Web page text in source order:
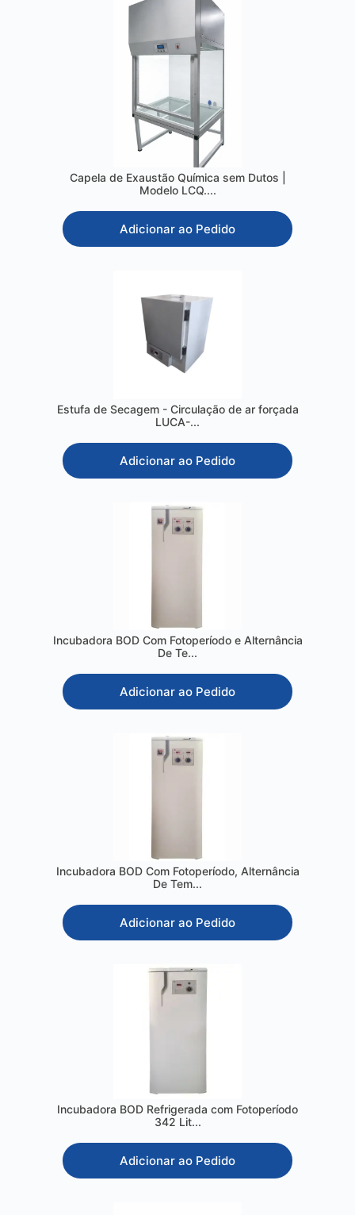
Capela de Exaustão Química sem Dutos |
Modelo LCQ....
Adicionar ao Pedido
Estufa de Secagem - Circulação de ar forçada
LUCA-...
Adicionar ao Pedido
Incubadora BOD Com Fotoperíodo e Alternância
De Te...
Adicionar ao Pedido
Incubadora BOD Com Fotoperíodo, Alternância
De Tem...
Adicionar ao Pedido
Incubadora BOD Refrigerada com Fotoperíodo
342 Lit...
Adicionar ao Pedido